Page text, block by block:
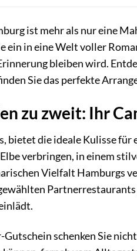
ist mehr als nur eine
ein in eine Welt voller
bleiben wird.
Sie das perfekte
zu zweit: Ihr
bietet die ideale Kulisse für
verbringen, in einem
Vielfalt Hamburgs
schenken Sie